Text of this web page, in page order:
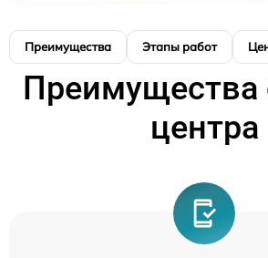
Преимущества Этапы работ
Преимущества
центра